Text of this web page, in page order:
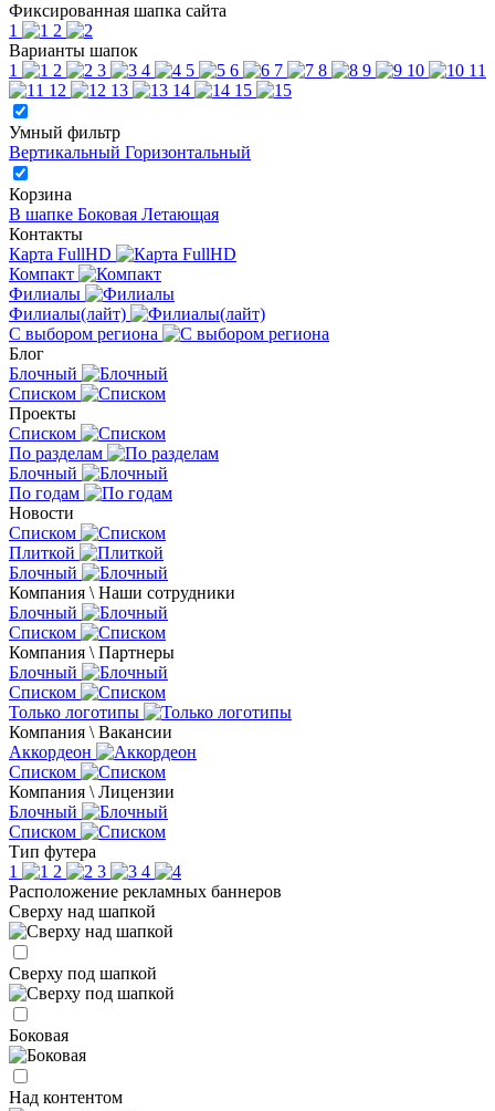
Фиксированная шапка сайта
1
2
Варианты шапок
1
2 3 4 5 6 7 8 9 10
11
12
13 14 15
Умный фильтр
Вертикальный Горизонтальный
Корзина
В шапке Боковая Летающая
Контакты
Карта FullHD
Компакт
Филиалы
Филиалы(лайт)
С выбором региона
Блог
Блочный
Списком
Проекты
Списком
По разделам
Блочный
По годам
Новости
Списком
Плиткой
Блочный
Компания \ Наши сотрудники
Блочный
Списком
Компания \ Партнеры
Блочный
Списком
Только логотипы
Компания \ Вакансии
Аккордеон
Списком
Компания \ Лицензии
Блочный
Списком
Тип футера
1
2 3
4
Расположение рекламных баннеров
Сверху над шапкой
Сверху под шапкой
Боковая
Над контентом